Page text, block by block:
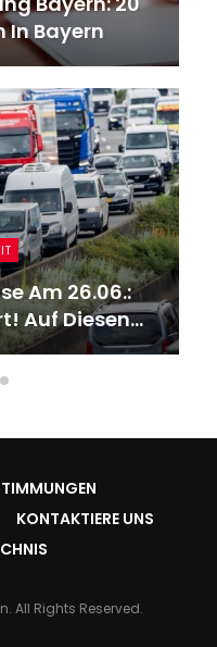
Bayern
Am 26.06.:
Auf Diesen…
KONTAKTIERE UNS
All Rights Reserved.